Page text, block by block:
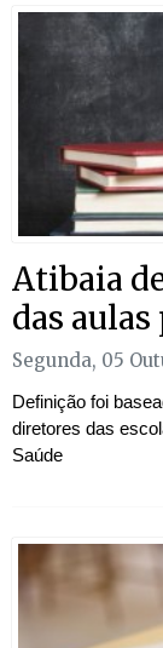
Atibaia
das
Segunda, 05
Definição foi
diretores das
Saúde